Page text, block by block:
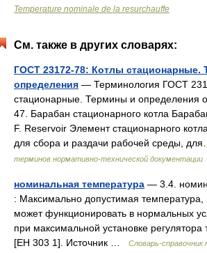
Temperature nominale de la resurchauffe
См. также в других словарях:
ГОСТ 23172-78: Котлы стационарные.
определения — Терминология ГОСТ
стационарные. Термины и определения
47. Барабан стационарного котла
F. Reservoir Элемент стационарного
для сбора и раздачи рабочей среды,
терминов нормативно-технической документации
номинальная температура — 3.4.
: Максимально допустимая температура,
может функционировать в нормальных
при максимальной установке
[ЕН 303 1]. Источник …
Словарь-